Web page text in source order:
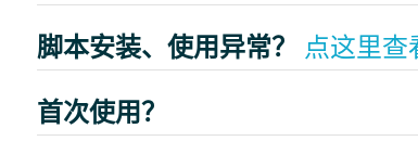
脚本安装、使用异常？ 点这里查
首次使用？